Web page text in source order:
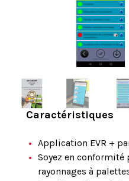
Caractéristiques
Application EVR +
Soyez en
rayonnages à